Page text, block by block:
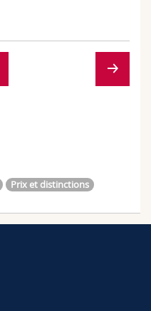
Prix et distinctions